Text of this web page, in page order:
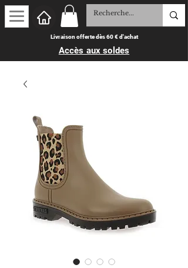
Livraison offerte dès 60 € d'achat
Accès aux soldes